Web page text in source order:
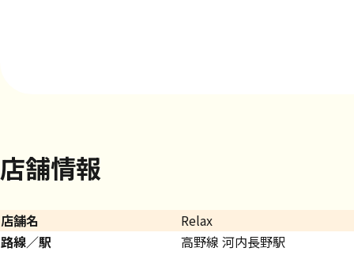
店舗情報
店舗名
Relax
路線／駅
高野線 河内長野駅